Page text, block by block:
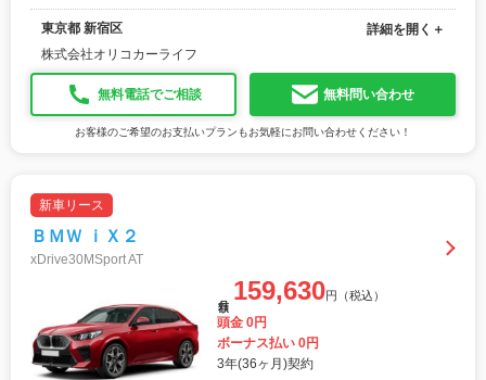
東京都 新宿区
株式会社オリコカーライフ
詳細を開く＋
無料電話でご相談 無料問い合わせ
お客様のご希望のお支払いプランもお気軽にお問い合わせください！
新車リース
ＢＭＷ ｉＸ２
xDrive30MSport AT
159,630円（税込）
頭金 0円
ボーナス払い 0円
3年(36ヶ月)契約